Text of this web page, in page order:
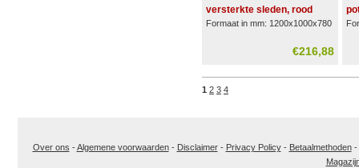
versterkte sleden, rood
Formaat in mm: 1200x1000x780
€216,88
1 2 3 4
Over ons -Algemene voorwaarden- Disclaimer- Privacy Policy- Betaalmethoden-